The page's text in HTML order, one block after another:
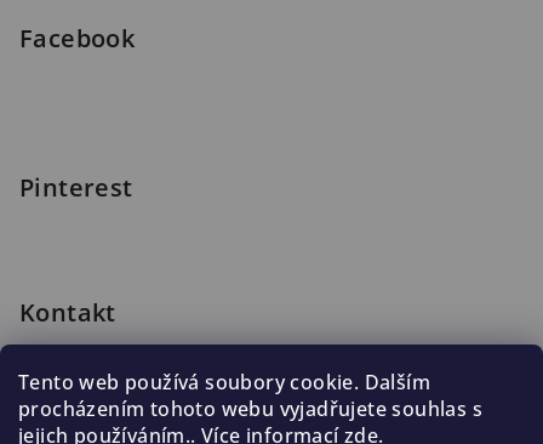
Tento web používá soubory cookie. Dalším
procházením tohoto webu vyjadřujete souhlas s
jejich používáním.. Více informacízde.
Facebook
Pinterest
Kontakt
222 316 990
776 019 998, 602 537 625